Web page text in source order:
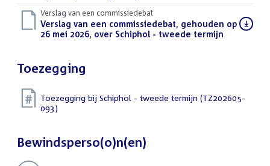
Verslag van een commissiedebat
Download
bestand:
Verslag van een commissiedebat, gehouden op
26 mei 2026, over Schiphol - tweede termijn (DOCX)
Toezegging
Toezegging bij Schiphol - tweede termijn (TZ202605-
093)
Bewindsperso(o)n(en)